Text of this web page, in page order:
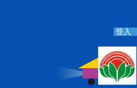
::: 登入